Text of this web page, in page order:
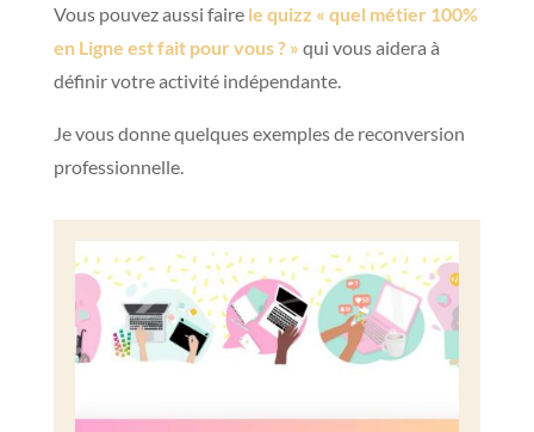
Vous pouvez aussi faire le quizz « quel métier 100%
en Ligne est fait pour vous ? » qui vous aidera à
définir votre activité indépendante.
Je vous donne quelques exemples de reconversion
professionnelle.